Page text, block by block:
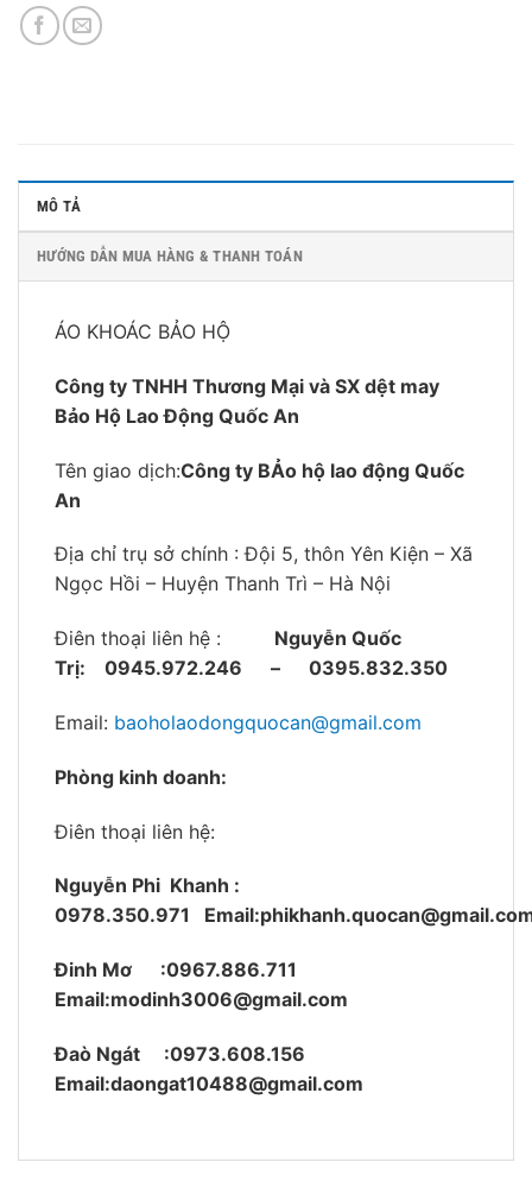
MÔ TẢ
HƯỚNG DẪN MUA HÀNG & THANH TOÁN
ÁO KHOÁC BẢO HỘ
Công ty TNHH Thương Mại và SX dệt may
Bảo Hộ Lao Động Quốc An
Tên giao dịch:Công ty BẢo hộ lao động Quốc
An
Địa chỉ trụ sở chính : Đội 5, thôn Yên Kiện – Xã
Ngọc Hồi – Huyện Thanh Trì – Hà Nội
Điên thoại liên hệ : Nguyễn Quốc
Trị: 0945.972.246 – 0395.832.350
Email: baoholaodongquocan@gmail.com
Phòng kinh doanh:
Điên thoại liên hệ:
Nguyễn Phi Khanh :
0978.350.971
Đinh Mơ :0967.886.711
Email:modinh3006@gmail.com
Đaò Ngát :0973.608.156
Email:daongat10488@gmail.com